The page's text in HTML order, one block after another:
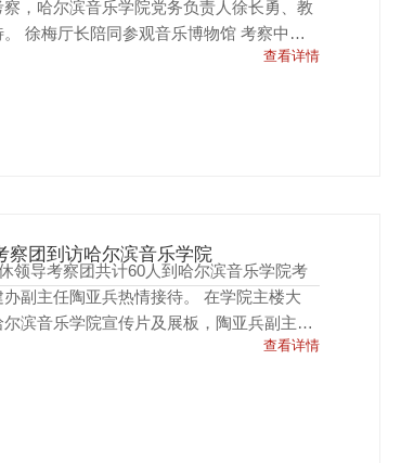
，哈尔滨音乐学院党务负责人徐长勇、教
察中，
查看详情
察团到访哈尔滨音乐学院
领导考察团共计60人到哈尔滨音乐学院考
副主任陶亚兵热情接待。 在学院主楼大
滨音乐学院宣传片及展板，陶亚兵副主任
查看详情